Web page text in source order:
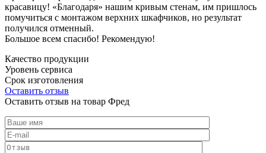
красавицу! «Благодаря» нашим кривым стенам, им пришлось
помучиться с монтажом верхних шкафчиков, но результат
получился отменный.
Большое всем спасибо! Рекомендую!
Качество продукции
Уровень сервиса
Срок изготовления
Оставить отзыв
Оставить отзыв на товар Фред